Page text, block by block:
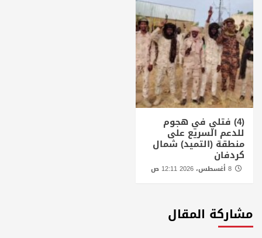
(4) فتلي في هجوم
للدعم السريع على
منطقة (التميد) شمال
كردفان
مشاركة المقال